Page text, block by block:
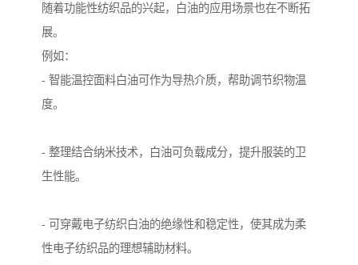
随着功能性纺织品的兴起，白油的应用场景也在不断拓
展。
例如：
- 智能温控面料白油可作为导热介质，帮助调节织物温
度。
- 整理结合纳米技术，白油可负载成分，提升服装的卫
生性能。
- 可穿戴电子纺织白油的绝缘性和稳定性，使其成为柔
性电子纺织品的理想辅助材料。